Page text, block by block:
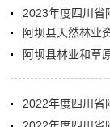
阿坝县天然林业
阿坝县林业和草